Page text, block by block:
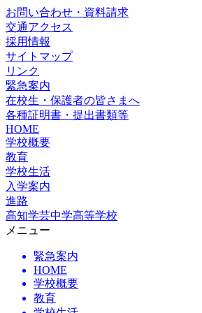
お問い合わせ・資料請求
交通アクセス
採用情報
サイトマップ
リンク
緊急案内
在校生・保護者の皆さまへ
各種証明書・提出書類等
HOME
学校概要
教育
学校生活
入学案内
進路
高知学芸中学高等学校
メニュー
緊急案内
HOME
学校概要
教育